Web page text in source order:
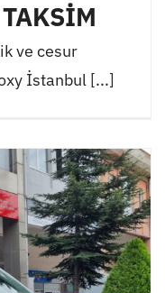
ve cesur
İstanbul [...]